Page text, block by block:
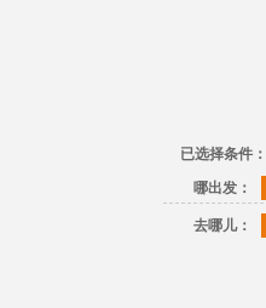
已选择条件：
哪出发：
去哪儿：